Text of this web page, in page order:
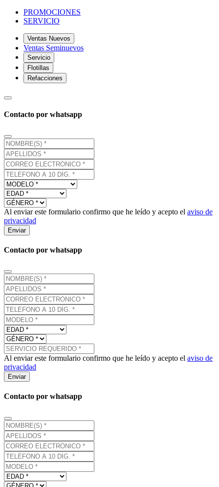
PROMOCIONES
SERVICIO
Ventas Nuevos
Ventas Seminuevos
Servicio
Flotillas
Refacciones
Contacto por whatsapp
Al enviar este formulario confirmo que he leído y acepto el aviso de
privacidad
Enviar
Contacto por whatsapp
Al enviar este formulario confirmo que he leído y acepto el aviso de
privacidad
Enviar
Contacto por whatsapp